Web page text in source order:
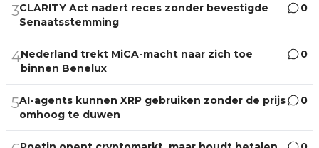
3CLARITY Act nadert reces zonder bevestigde
Senaatsstemming
0
4Nederland trekt MiCA-macht naar zich toe
binnen Benelux
0
5AI-agents kunnen XRP gebruiken zonder de prijs
omhoog te duwen
0